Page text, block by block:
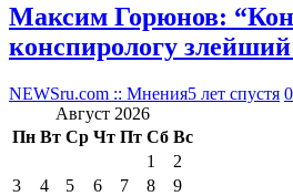
Максим Горюнов:
конспирологу злейший
NEWSru.com :: Мнения5 лет спустя 0
Август 2026
Пн Вт Ср Чт Пт Сб Вс
1
2
3
4 5 6 7 8
9